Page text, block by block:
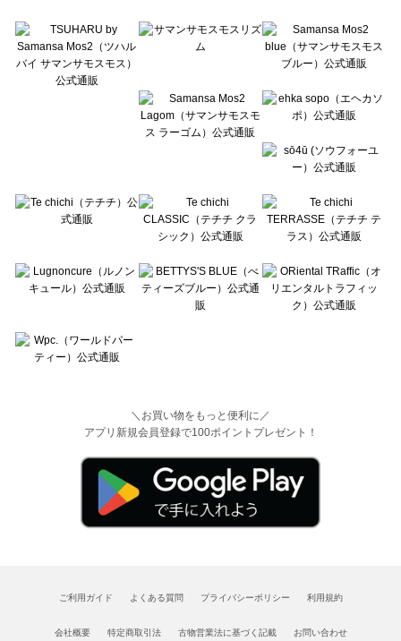
Lugnoncure（ルノンキュール）の一覧
BETTY'S BLUE（べティーズブルー）の一覧
Wpc.（ワールドパーティー）の一覧
＼お買い物をもっと便利に／
アプリ新規会員登録で100ポイントプレゼント！
ご利用ガイド よくある質問 プライバシーポリシー 利用規約
会社概要 特定商取引法 古物営業法に基づく記載 お問い合わせ